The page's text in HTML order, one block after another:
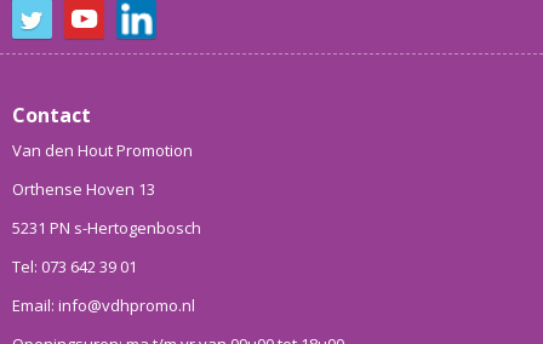
Contact
Van den Hout Promotion
Orthense Hoven 13
5231 PN s-Hertogenbosch
Tel: 073 642 39 01
Email: info@vdhpromo.nl